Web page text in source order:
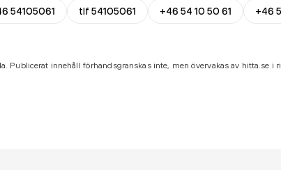
54105061 tlf 54105061 +46 54 10 50 61 +46
Publicerat innehåll förhandsgranskas inte, men övervakas av